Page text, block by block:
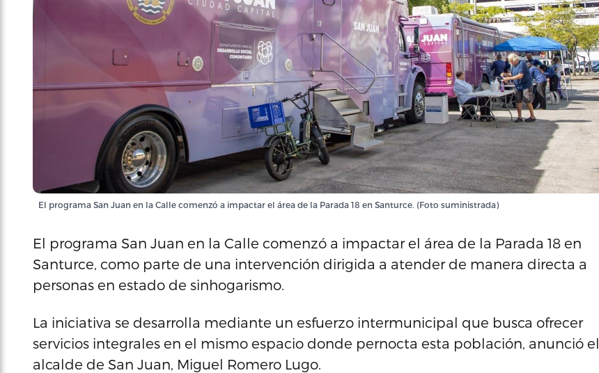
El programa San Juan en la Calle comenzó a impactar el área de la Parada 18 en Santurce. (Foto suministrada)
El programa San Juan en la Calle comenzó a impactar el área de la Parada 18 en
Santurce, como parte de una intervención dirigida a atender de manera directa a
personas en estado de sinhogarismo.
La iniciativa se desarrolla mediante un esfuerzo intermunicipal que busca ofrecer
servicios integrales en el mismo espacio donde pernocta esta población, anunció el
alcalde de San Juan, Miguel Romero Lugo.